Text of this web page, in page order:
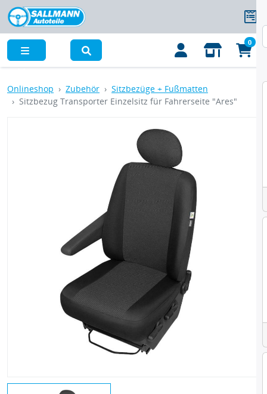
0
Onlineshop Zubehör
Sitzbezüge + Fußmatten
Sitzbezug Transporter Einzelsitz für Fahrerseite "Ares"